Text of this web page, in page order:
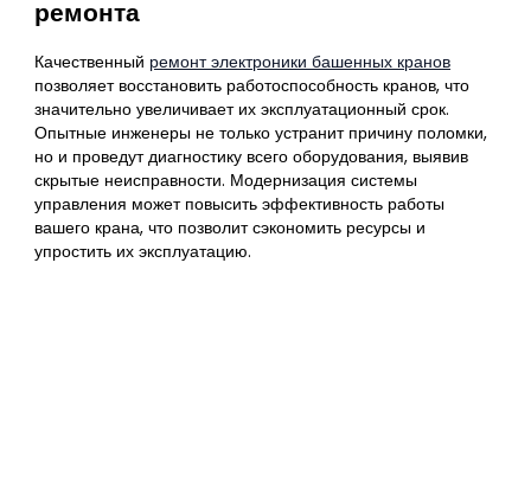
ремонта
Качественный ремонт электроники башенных кранов
позволяет восстановить работоспособность кранов, что
значительно увеличивает их эксплуатационный срок.
Опытные инженеры не только устранит причину поломки,
но и проведут диагностику всего оборудования, выявив
скрытые неисправности. Модернизация системы
управления может повысить эффективность работы
вашего крана, что позволит сэкономить ресурсы и
упростить их эксплуатацию.